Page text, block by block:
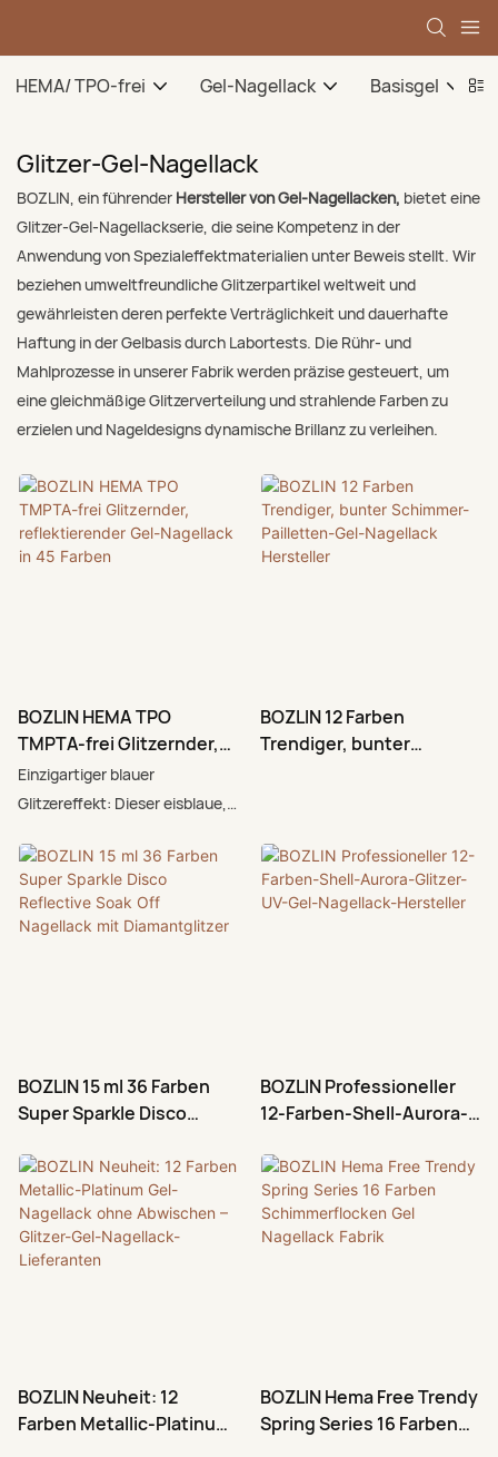
HEMA/ TPO-frei Gel-Nagellack Basisgel
Glitzer-Gel-Nagellack
BOZLIN, ein führender Hersteller von Gel-Nagellacken, bietet eine
Glitzer-Gel-Nagellackserie, die seine Kompetenz in der
Anwendung von Spezialeffektmaterialien unter Beweis stellt. Wir
beziehen umweltfreundliche Glitzerpartikel weltweit und
gewährleisten deren perfekte Verträglichkeit und dauerhafte
Haftung in der Gelbasis durch Labortests. Die Rühr- und
Mahlprozesse in unserer Fabrik werden präzise gesteuert, um
eine gleichmäßige Glitzerverteilung und strahlende Farben zu
erzielen und Nageldesigns dynamische Brillanz zu verleihen.
BOZLIN HEMA TPO
TMPTA-frei Glitzernder,
reflektierender Gel-
Nagellack in 45 Farben
Einzigartiger blauer
Glitzereffekt: Dieser eisblaue,
45 Farben besticht durch einen
faszinierenden, blau-weißen
Glitzereffekt mit ultrafeinem
mit nur einer Flasche unzählige
Looks kreiert werden können.
Im Vergleich zu
herkömmlichem Glitzergel
sorgt das hochreflektierende
Diamantpulver für ein
intensives Funkeln, das im
BOZLIN 12 Farben
Trendiger, bunter
BOZLIN 15 ml 36 Farben
Super Sparkle Disco
Nagellack mit
Diamantglitzer
BOZLIN Professioneller
12-Farben-Shell-Aurora-
Nagellack-Hersteller
BOZLIN Neuheit: 12
Farben Metallic-Platinum
BOZLIN Hema Free Trendy
Spring Series 16 Farben